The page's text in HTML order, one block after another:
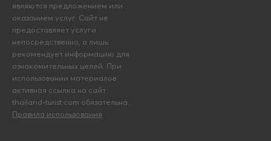
являются предложением или
оказанием услуг. Сайт не
предоставляет услуги
непосредственно, а лишь
рекомендует информацию для
ознакомительных целей. При
использовании материалов
активная ссылка на сайт
thailand-turist.com обязательна.
Правила использования